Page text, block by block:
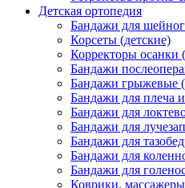
Детская ортопедия
Бандажи для
Корсеты (детские)
Корректоры осанки
Бандажи
Бандажи грыжевые
Бандажи для плеча
Бандажи для
Бандажи для
Бандажи для
Бандажи для
Бандажи для
Коврики, массажеры